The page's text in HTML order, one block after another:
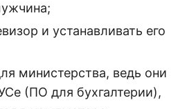
и устанавливать его
министерства, ведь они
(ПО для бухгалтерии),